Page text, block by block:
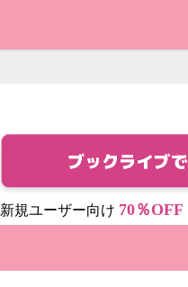
新規ユーザー向け 70％OFF